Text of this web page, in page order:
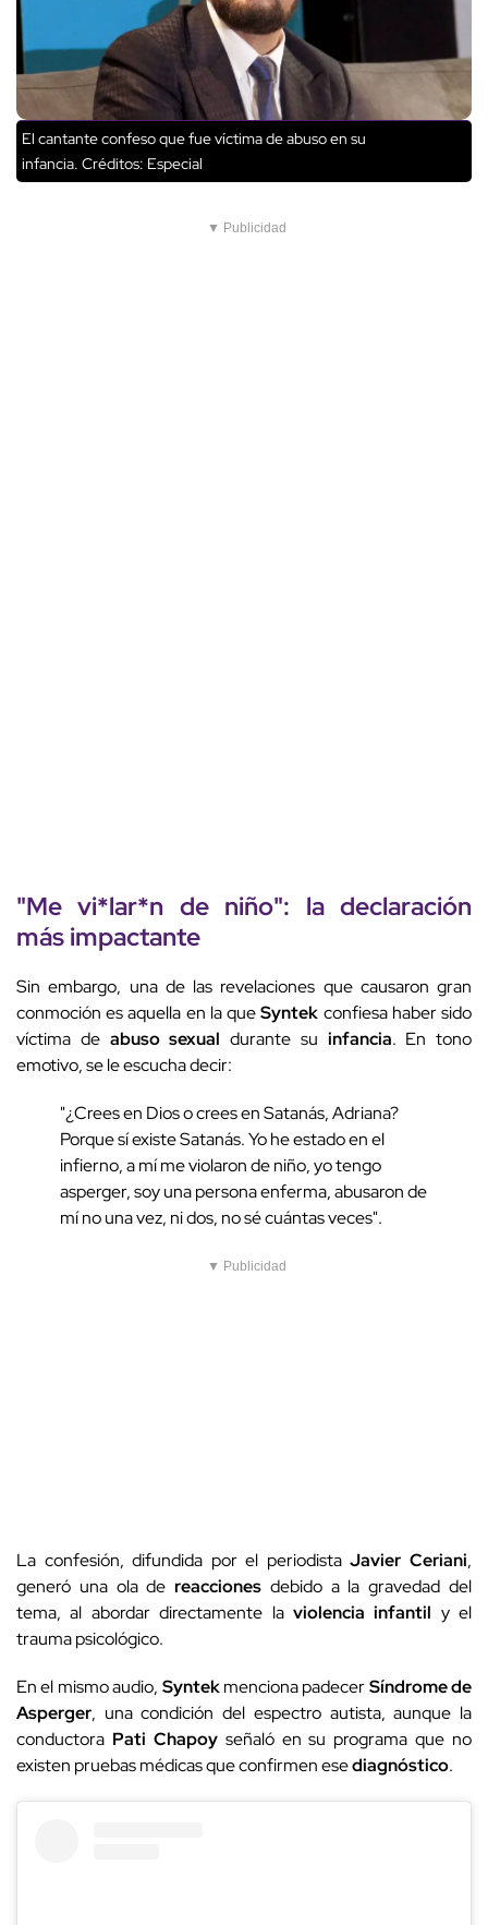
El cantante confeso que fue víctima de abuso en su
infancia. Créditos: Especial
▼ Publicidad
"Me vi*lar*n de niño": la declaración
más impactante
Sin embargo, una de las revelaciones que causaron gran
conmoción es aquella en la queSyntek confiesa haber sido
víctima de abuso sexual durante su infancia. En tono
emotivo, se le escucha decir:
"¿Crees en Dios o crees en Satanás, Adriana?
Porque sí existe Satanás. Yo he estado en el
infierno, a mí me violaron de niño, yo tengo
asperger, soy una persona enferma, abusaron de
mí no una vez, ni dos, no sé cuántas veces".
▼ Publicidad
La confesión, difundida por el periodistaJavier Ceriani,
generó una ola dereacciones debido a la gravedad del
tema, al abordar directamente la violencia infantil y el
trauma psicológico.
En el mismo audio, Syntekmenciona padecerSíndrome de
Asperger, una condición del espectro autista, aunque la
conductora Pati Chapoyseñaló en su programa que no
existen pruebas médicas que confirmen esediagnóstico.